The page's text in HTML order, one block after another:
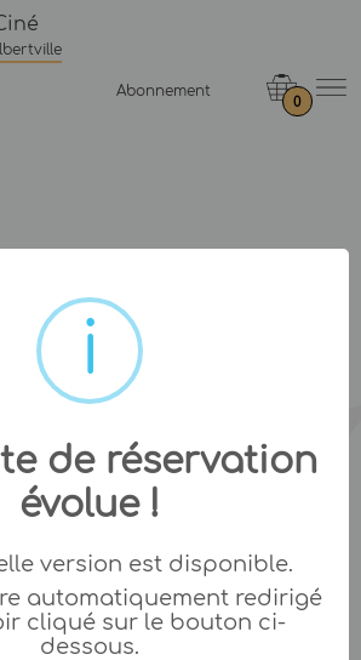
Abonnement
0
de réservation
évolue !
version est disponible.
automatiquement redirigé
cliqué sur le bouton ci-
dessous.